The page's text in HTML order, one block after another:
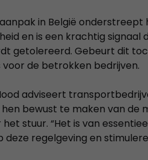
in België
en is een krachtig
getolereerd. Gebeurt dit
de betrokken bedrijven.
adviseert
bewust te maken van de
stuur. “Het is van
regelgeving en